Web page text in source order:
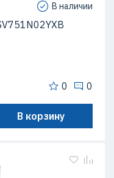
В наличии
0 0
В корзину